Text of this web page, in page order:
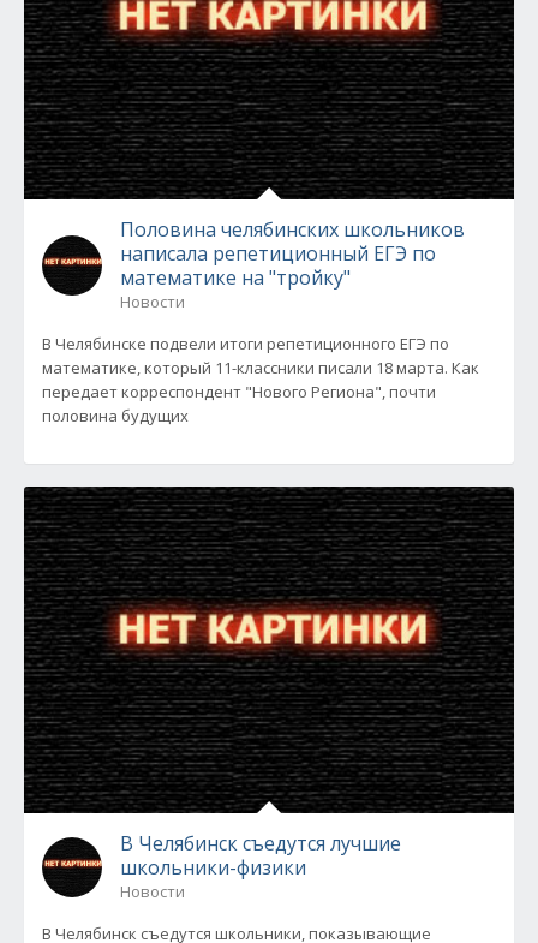
Половина челябинских школьников
написала репетиционный ЕГЭ по
математике на "тройку"
Новости
В Челябинске подвели итоги репетиционного ЕГЭ по
математике, который 11-классники писали 18 марта. Как
передает корреспондент "Нового Региона", почти
половина будущих
В Челябинск съедутся лучшие
школьники-физики
Новости
В Челябинск съедутся школьники, показывающие